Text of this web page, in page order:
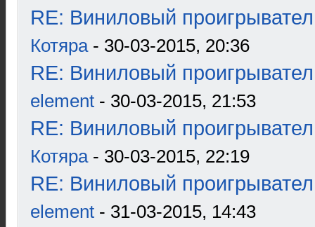
RE: Виниловый
Котяра- 30-03-2015, 20:36
RE: Виниловый
element - 30-03-2015, 21:53
RE: Виниловый
Котяра- 30-03-2015, 22:19
RE: Виниловый
element - 31-03-2015, 14:43